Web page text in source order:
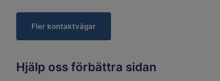
Fler kontaktvägar
Hjälp oss förbättra sidan